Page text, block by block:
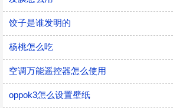
饺子是谁发明的
杨桃怎么吃
空调万能遥控器怎么使用
oppok3怎么设置壁纸